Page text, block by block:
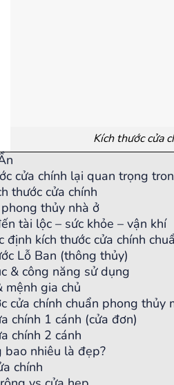
Kích thước cửa
cửa chính lại quan trọng
thước cửa chính
thủy nhà ở
tài lộc – sức khỏe – vận khí
định kích thước cửa chính
Lỗ Ban (thông thủy)
& công năng sử dụng
mệnh gia chủ
cửa chính chuẩn phong thủy
chính 1 cánh (cửa đơn)
chính 2 cánh
bao nhiêu là đẹp?
chính